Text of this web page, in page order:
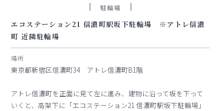
駐輪場
エコステーション21 信濃町駅坂下駐輪場 ※アトレ信濃
町 近隣駐輪場
場所
東京都新宿区信濃町34 アトレ信濃町B1階
アトレ信濃町を正面に見て左に進み、建物に沿って坂を下って
いくと、高架下に「エコステーション21 信濃町駅坂下駐輪場」